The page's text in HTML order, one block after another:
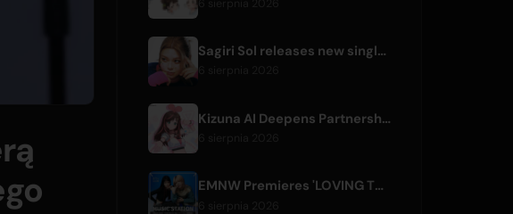
Sagiri Sol releases new single 'next to your love' after hiatus
6 sierpnia 2026
Kizuna AI Deepens Partnership with Asobisystem Ahead of 10th Anniversary World Tour
EMNW Premieres 'LOVING TO GET US BY' Music Video on August 7
6 sierpnia 2026